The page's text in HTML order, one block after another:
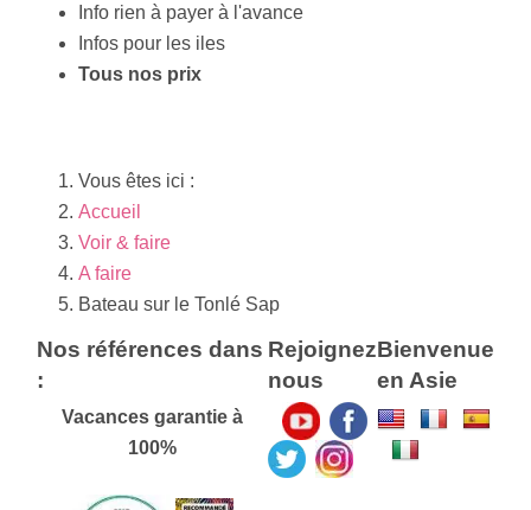
Info rien à payer à l'avance
Infos pour les iles
Tous nos prix
Vous êtes ici :
Accueil
Voir & faire
A faire
Bateau sur le Tonlé Sap
Nos références dans
:
Vacances garantie à
100%
Rejoignez
nous
Bienvenue
en Asie